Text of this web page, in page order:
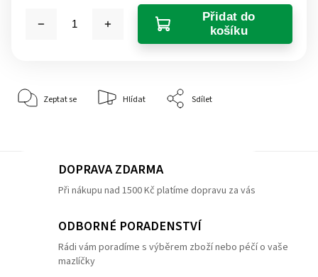
Přidat do
košíku
Zeptat se Hlídat Sdílet
DOPRAVA ZDARMA
Při nákupu nad 1500 Kč platíme dopravu za vás
ODBORNÉ PORADENSTVÍ
Rádi vám poradíme s výběrem zboží nebo péčí o vaše
mazlíčky